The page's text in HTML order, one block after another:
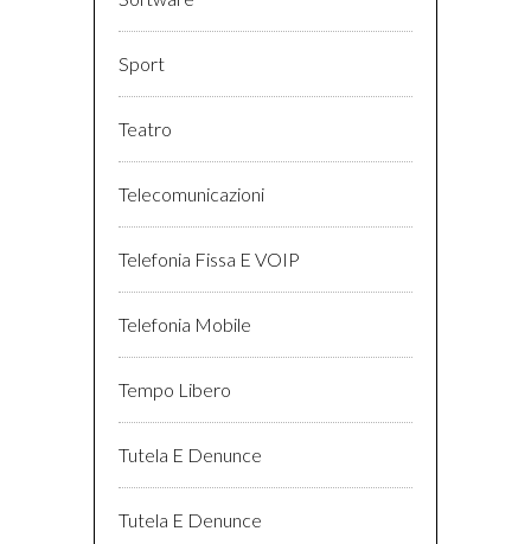
Sport
Teatro
Telecomunicazioni
Telefonia Fissa E VOIP
Telefonia Mobile
Tempo Libero
Tutela E Denunce
Tutela E Denunce